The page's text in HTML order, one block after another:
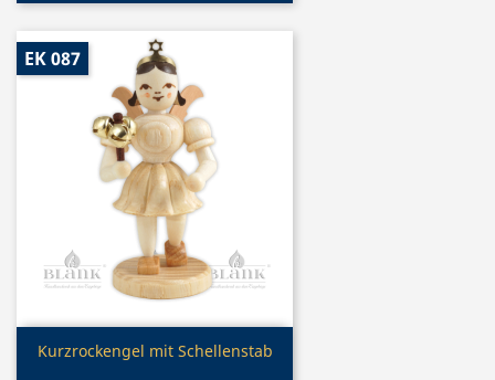
Vorschau
Kurzrockengel mit Schellenstab
EK 087